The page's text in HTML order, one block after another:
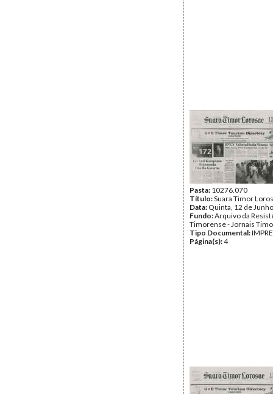
Pasta: 10276.070
Título:Suara Timor
Data: Quinta, 12 de
Fundo:Arquivo da
Timorense - Jornais
Tipo Documental:
Página(s):4